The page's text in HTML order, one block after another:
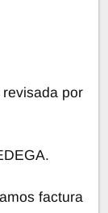
por
factura